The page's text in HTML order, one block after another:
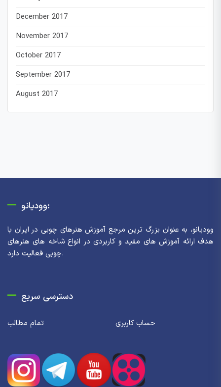
December 2017
November 2017
October 2017
September 2017
August 2017
وودیانو:
وودیانو، به عنوان بزرگ ترین مرجع آموزش هنرهای چوبی در ایران با
هدف ارائه آموزش های مفید و کاربردی در انواع شاخه های هنرهای
چوبی فعالیت دارد.
دسترسی سریع
تمام مطالب حساب کاربری